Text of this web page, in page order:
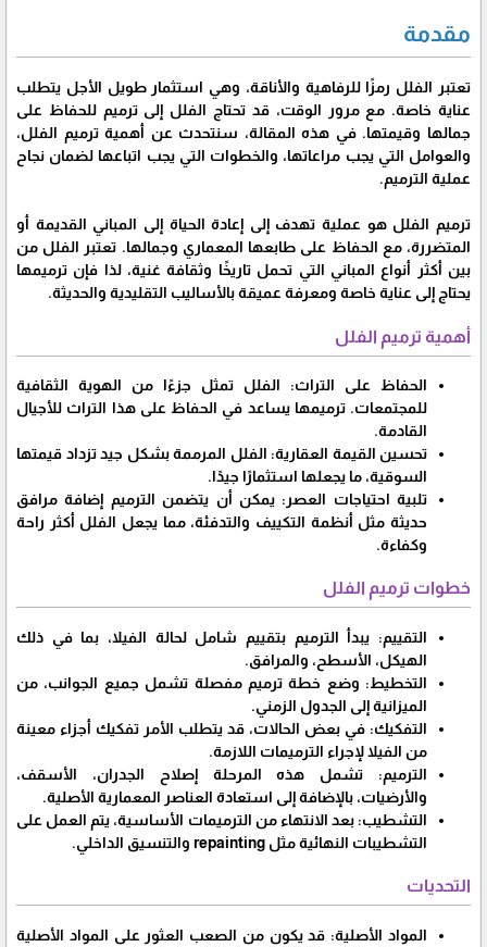
مقدمة
تعتبر الفلل رمزًا للرفاهية والأناقة، وهي استثمار طويل الأجل يتطلب
عناية خاصة. مع مرور الوقت، قد تحتاج الفلل إلى ترميم للحفاظ على
جمالها وقيمتها. في هذه المقالة، سنتحدث عن أهمية ترميم الفلل،
والعوامل التي يجب مراعاتها، والخطوات التي يجب اتباعها لضمان نجاح
عملية الترميم.
ترميم الفلل هو عملية تهدف إلى إعادة الحياة إلى المباني القديمة أو
المتضررة، مع الحفاظ على طابعها المعماري وجمالها. تعتبر الفلل من
بين أكثر أنواع المباني التي تحمل تاريخًا وثقافة غنية، لذا فإن ترميمها
يحتاج إلى عناية خاصة ومعرفة عميقة بالأساليب التقليدية والحديثة.
أهمية ترميم الفلل
الحفاظ على التراث: الفلل تمثل جزءًا من الهوية الثقافية
للمجتمعات. ترميمها يساعد في الحفاظ على هذا التراث للأجيال
القادمة.
تحسين القيمة العقارية: الفلل المرممة بشكل جيد تزداد قيمتها
السوقية، ما يجعلها استثمارًا جيدًا.
تلبية احتياجات العصر: يمكن أن يتضمن الترميم إضافة مرافق
حديثة مثل أنظمة التكييف والتدفئة، مما يجعل الفلل أكثر راحة
وكفاءة.
خطوات ترميم الفلل
التقييم: يبدأ الترميم بتقييم شامل لحالة الفيلا، بما في ذلك
الهيكل، الأسطح، والمرافق.
التخطيط: وضع خطة ترميم مفصلة تشمل جميع الجوانب، من
الميزانية إلى الجدول الزمني.
التفكيك: في بعض الحالات، قد يتطلب الأمر تفكيك أجزاء معينة
من الفيلا لإجراء الترميمات اللازمة.
الترميم: تشمل هذه المرحلة إصلاح الجدران، الأسقف،
والأرضيات، بالإضافة إلى استعادة العناصر المعمارية الأصلية.
التشطيب: بعد الانتهاء من الترميمات الأساسية، يتم العمل على
التشطيبات النهائية مثل repainting والتنسيق الداخلي.
التحديات
المواد الأصلية: قد يكون من الصعب العثور على المواد الأصلية